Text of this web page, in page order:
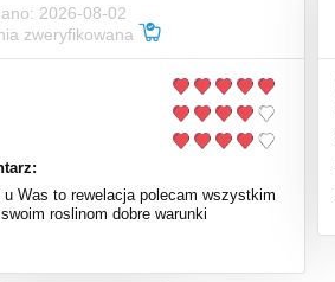
2026-08-02
zweryfikowana
u Was to rewelacja polecam wszystkim
roslinom dobre warunki